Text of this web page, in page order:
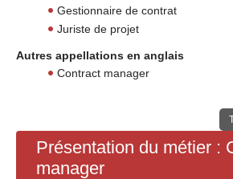
Gestionnaire de contrat
Juriste de projet
Autres appellations en anglais
Contract manager
Présentation du métier :
manager